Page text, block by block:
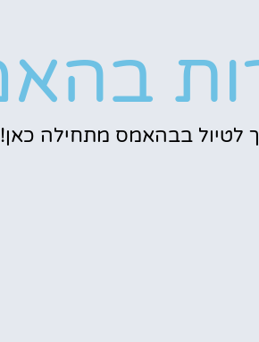
לטיול בבהאמס מתחילה כאן!